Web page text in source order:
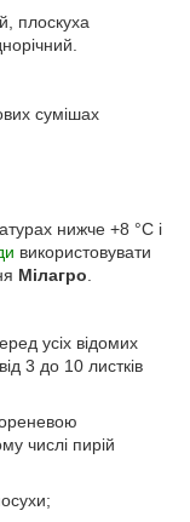
плоскуха
сумішах
нижче +8 °С і
використовувати
Мілагро
усіх відомих
3 до 10 листків
числі пирій